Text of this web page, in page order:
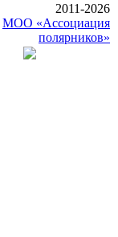
2011-2026
МОО «Ассоциация
полярников»